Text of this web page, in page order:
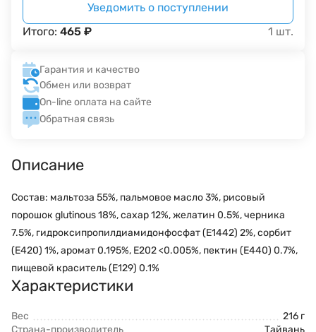
Уведомить о поступлении
Итого: 465 ₽ 1 шт.
Гарантия и качество
Обмен или возврат
On-line оплата на сайте
Обратная связь
Описание
Состав: мальтоза 55%, пальмовое масло 3%, рисовый
порошок glutinous 18%, сахар 12%, желатин 0.5%, черника
7.5%, гидроксипропилдиамидонфосфат (E1442) 2%, сорбит
(E420) 1%, аромат 0.195%, E202 <0.005%, пектин (E440) 0.7%,
пищевой краситель (E129) 0.1%
Характеристики
Вес
216 г
Страна-производитель
Тайвань